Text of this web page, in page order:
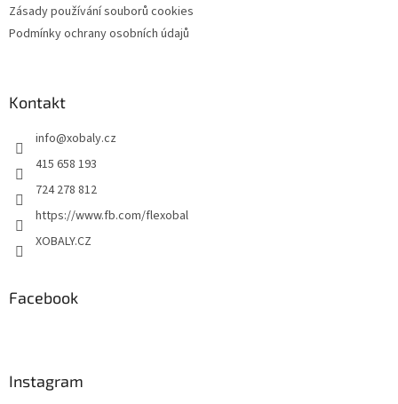
Zásady používání souborů cookies
Podmínky ochrany osobních údajů
Kontakt
info@xobaly.cz
415 658 193
724 278 812
https://www.fb.com/flexobal
XOBALY.CZ
Facebook
Instagram